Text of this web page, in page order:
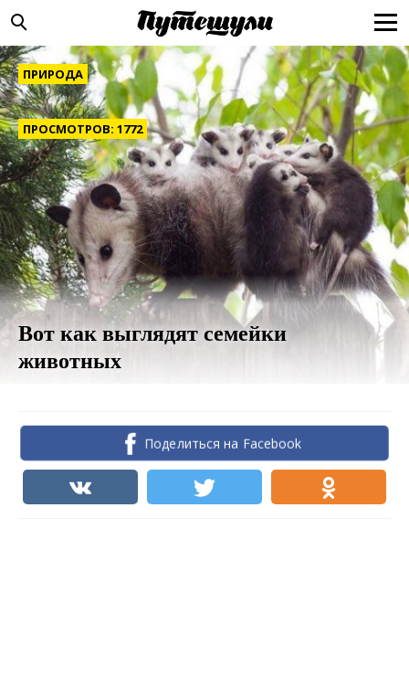
ПРИРОДА
ПРОСМОТРОВ: 1772
Вот как выглядят семейки
животных
Поделиться на Facebook